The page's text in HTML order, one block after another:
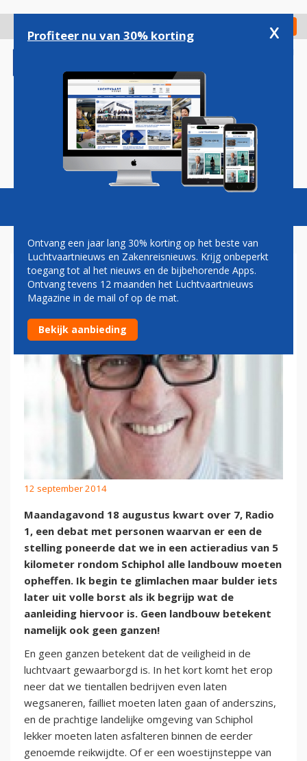
gaan
Check in
Magazine Podcasts Vacatures
HENK VAN DEN HELDER: HET
BLIJFT EEN LEKKER LAND...
12 september 2014
Maandagavond 18 augustus kwart over 7, Radio
1, een debat met personen waarvan er een de
stelling poneerde dat we in een actieradius van 5
kilometer rondom Schiphol alle landbouw moeten
opheffen. Ik begin te glimlachen maar bulder iets
later uit volle borst als ik begrijp wat de
aanleiding hiervoor is. Geen landbouw betekent
namelijk ook geen ganzen!
En geen ganzen betekent dat de veiligheid in de
luchtvaart gewaarborgd is. In het kort komt het erop
neer dat we tientallen bedrijven even laten
wegsaneren, failliet moeten laten gaan of anderszins,
en de prachtige landelijke omgeving van Schiphol
lekker moeten laten asfalteren binnen de eerder
genoemde reikwijdte. Of er een woestijnsteppe van
Profiteer nu van 30% korting x
Ontvang een jaar lang 30% korting op het beste van
Luchtvaartnieuws en Zakenreisnieuws. Krijg onbeperkt
toegang tot al het nieuws en de bijbehorende Apps.
Ontvang tevens 12 maanden het Luchtvaartnieuws
Magazine in de mail of op de mat.
Bekijk aanbieding